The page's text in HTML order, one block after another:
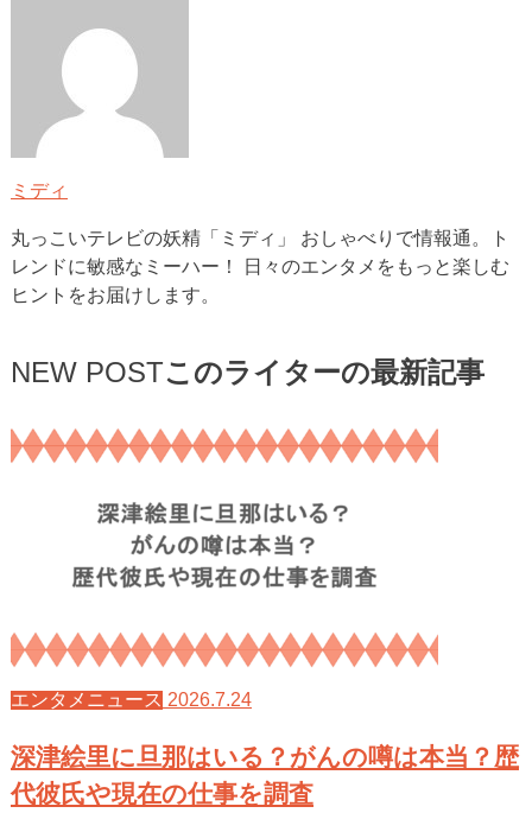
ミディ
丸っこいテレビの妖精「ミディ」 おしゃべりで情報通。ト
レンドに敏感なミーハー！ 日々のエンタメをもっと楽しむ
ヒントをお届けします。
NEW POSTこのライターの最新記事
エンタメニュース 2026.7.24
深津絵里に旦那はいる？がんの噂は本当？歴
代彼氏や現在の仕事を調査